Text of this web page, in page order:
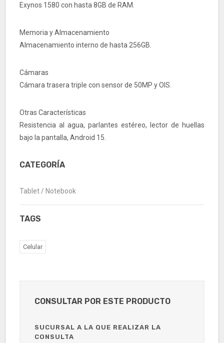
Exynos 1580 con hasta 8GB de RAM.
Memoria y Almacenamiento
Almacenamiento interno de hasta 256GB.
Cámaras
Cámara trasera triple con sensor de 50MP y OIS.
Otras Características
Resistencia al agua, parlantes estéreo, lector de huellas
bajo la pantalla, Android 15.
CATEGORÍA
Tablet / Notebook
TAGS
Celular
CONSULTAR POR ESTE PRODUCTO
SUCURSAL A LA QUE REALIZAR LA
CONSULTA